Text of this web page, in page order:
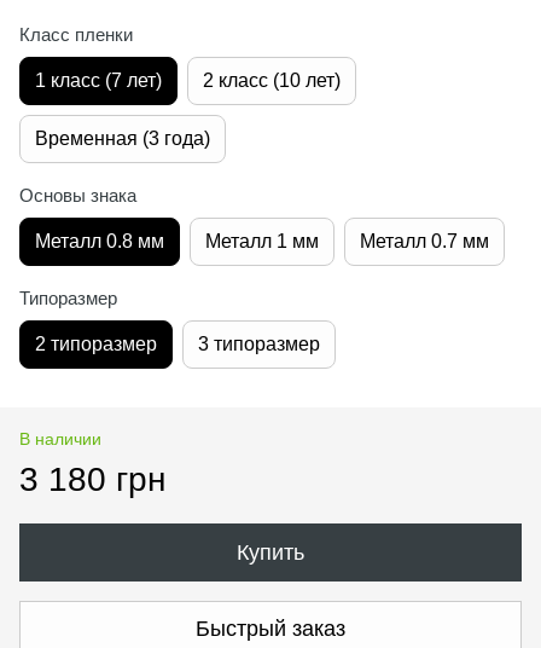
Класс пленки
1 класс (7 лет) 2 класс (10 лет)
Временная (3 года)
Основы знака
Металл 0.8 мм Металл 1 мм Металл 0.7 мм
Типоразмер
2 типоразмер 3 типоразмер
В наличии
3 180 грн
Купить
Быстрый заказ